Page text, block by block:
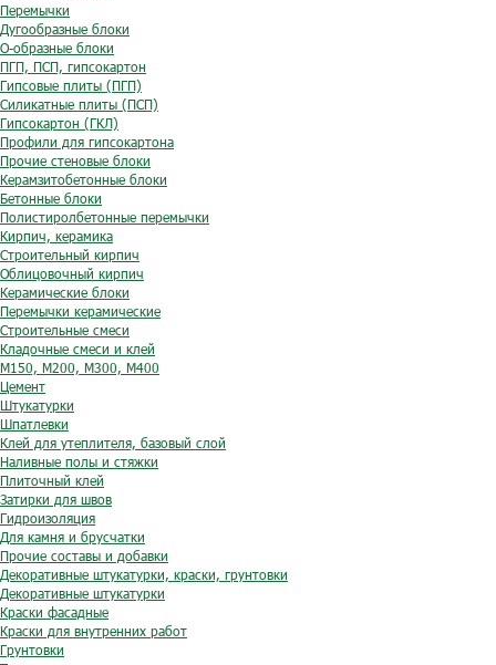
Перемычки
Дугообразные блоки
O-образные блоки
ПГП, ПСП, гипсокартон
Гипсовые плиты (ПГП)
Силикатные плиты (ПСП)
Гипсокартон (ГКЛ)
Профили для гипсокартона
Прочие стеновые блоки
Керамзитобетонные блоки
Бетонные блоки
Полистиролбетонные перемычки
Кирпич, керамика
Строительный кирпич
Облицовочный кирпич
Керамические блоки
Перемычки керамические
Строительные смеси
Кладочные смеси и клей
М150, М200, М300, М400
Цемент
Штукатурки
Шпатлевки
Клей для утеплителя, базовый слой
Наливные полы и стяжки
Плиточный клей
Затирки для швов
Гидроизоляция
Для камня и брусчатки
Прочие составы и добавки
Декоративные штукатурки, краски, грунтовки
Декоративные штукатурки
Краски фасадные
Краски для внутренних работ
Грунтовки